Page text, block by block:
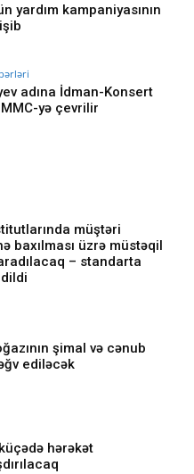
yardım kampaniyasının
adına İdman-Konsert
yə çevrilir
müştəri
baxılması üzrə müstəqil
– standarta
şimal və cənub
ediləcək
hərəkət